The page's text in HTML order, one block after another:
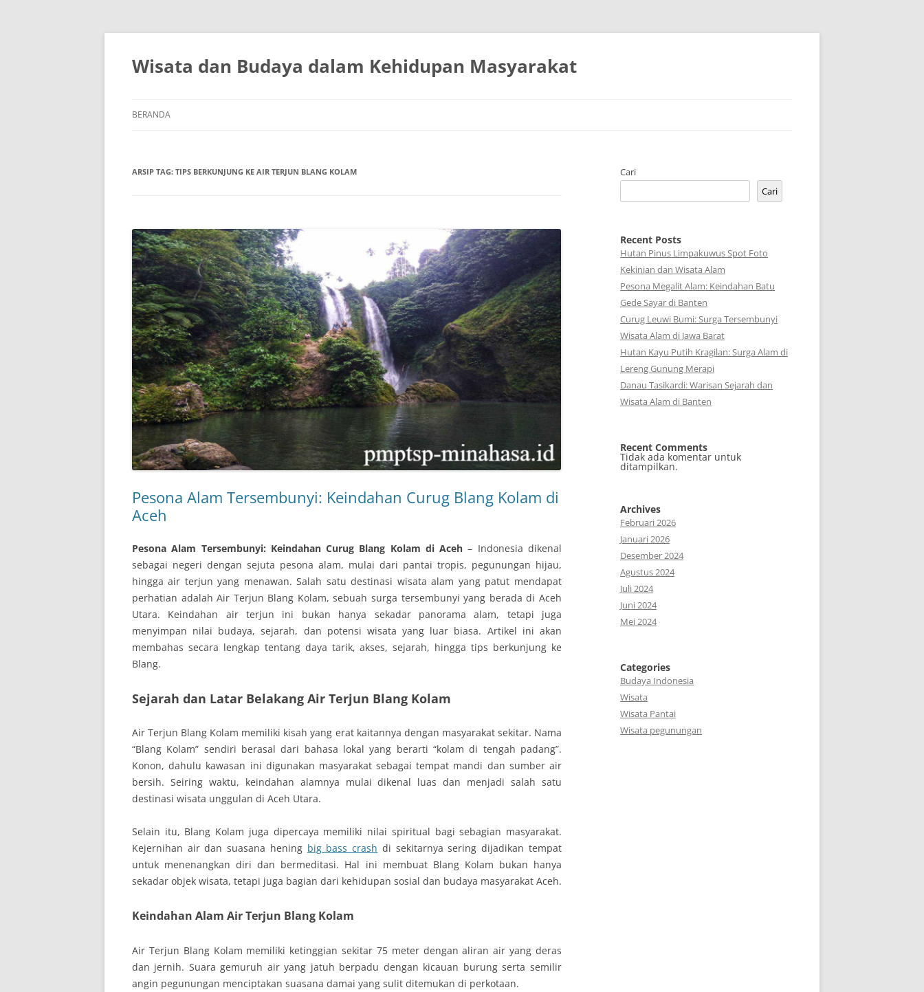
Wisata dan Budaya dalam Kehidupan Masyarakat
BERANDA
ARSIP TAG: TIPS BERKUNJUNG KE AIR TERJUN BLANG KOLAM
Pesona Alam Tersembunyi: Keindahan Curug Blang Kolam di
Aceh
Pesona Alam Tersembunyi: Keindahan Curug Blang Kolam di Aceh – Indonesia dikenal
sebagai negeri dengan sejuta pesona alam, mulai dari pantai tropis, pegunungan hijau,
hingga air terjun yang menawan. Salah satu destinasi wisata alam yang patut mendapat
perhatian adalah Air Terjun Blang Kolam, sebuah surga tersembunyi yang berada di Aceh
Utara. Keindahan air terjun ini bukan hanya sekadar panorama alam, tetapi juga
menyimpan nilai budaya, sejarah, dan potensi wisata yang luar biasa. Artikel ini akan
membahas secara lengkap tentang daya tarik, akses, sejarah, hingga tips berkunjung ke
Blang.
Sejarah dan Latar Belakang Air Terjun Blang Kolam
Air Terjun Blang Kolam memiliki kisah yang erat kaitannya dengan masyarakat sekitar. Nama
“Blang Kolam” sendiri berasal dari bahasa lokal yang berarti “kolam di tengah padang”.
Konon, dahulu kawasan ini digunakan masyarakat sebagai tempat mandi dan sumber air
bersih. Seiring waktu, keindahan alamnya mulai dikenal luas dan menjadi salah satu
destinasi wisata unggulan di Aceh Utara.
Selain itu, Blang Kolam juga dipercaya memiliki nilai spiritual bagi sebagian masyarakat.
Kejernihan air dan suasana hening big bass crash di sekitarnya sering dijadikan tempat
untuk menenangkan diri dan bermeditasi. Hal ini membuat Blang Kolam bukan hanya
sekadar objek wisata, tetapi juga bagian dari kehidupan sosial dan budaya masyarakat Aceh.
Keindahan Alam Air Terjun Blang Kolam
Air Terjun Blang Kolam memiliki ketinggian sekitar 75 meter dengan aliran air yang deras
dan jernih. Suara gemuruh air yang jatuh berpadu dengan kicauan burung serta semilir
angin pegunungan menciptakan suasana damai yang sulit ditemukan di perkotaan.
Cari
Cari
Recent Posts
Hutan Pinus Limpakuwus Spot Foto
Kekinian dan Wisata Alam
Pesona Megalit Alam: Keindahan Batu
Gede Sayar di Banten
Curug Leuwi Bumi: Surga Tersembunyi
Wisata Alam di Jawa Barat
Hutan Kayu Putih Kragilan: Surga Alam di
Lereng Gunung Merapi
Danau Tasikardi: Warisan Sejarah dan
Wisata Alam di Banten
Recent Comments
Tidak ada komentar untuk
ditampilkan.
Archives
Februari 2026
Januari 2026
Desember 2024
Agustus 2024
Juli 2024
Juni 2024
Mei 2024
Categories
Budaya Indonesia
Wisata
Wisata Pantai
Wisata pegunungan